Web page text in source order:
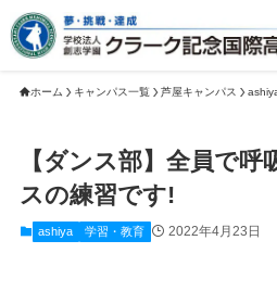
ホーム キャンパス一覧 芦屋キャンパス
【ダンス部】全員で
スの練習です!
ashiya 学習・教育 2022年4月23日